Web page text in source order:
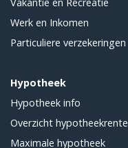
Werk en Inkomen
Particuliere verzekeringen
Hypotheek
Hypotheek info
Overzicht hypotheekrente
Maximale hypotheek